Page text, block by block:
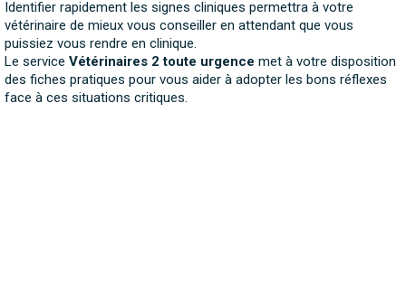
Identifier rapidement les signes cliniques permettra à votre
vétérinaire de mieux vous conseiller en attendant que vous
puissiez vous rendre en clinique.
Le service Vétérinaires 2 toute urgence met à votre disposition
des fiches pratiques pour vous aider à adopter les bons réflexes
face à ces situations critiques.